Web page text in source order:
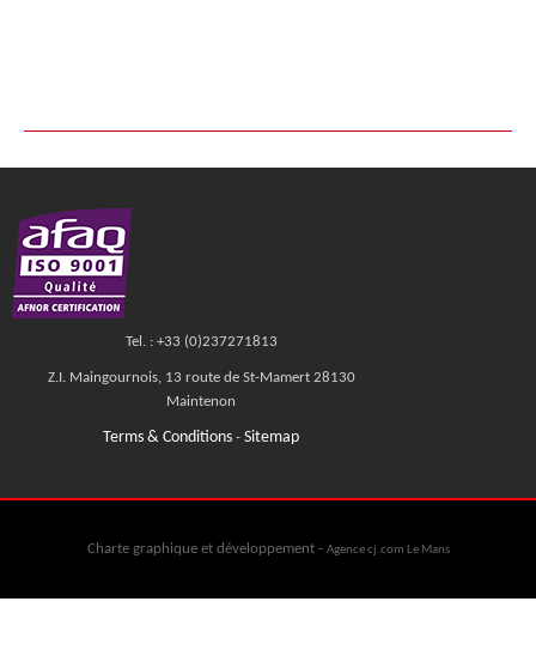
Tel. : +33 (0)237271813
Z.I. Maingournois, 13 route de St-Mamert 28130
Maintenon
Terms & Conditions - Sitemap
Charte graphique et développement - Agence cj.com Le Mans